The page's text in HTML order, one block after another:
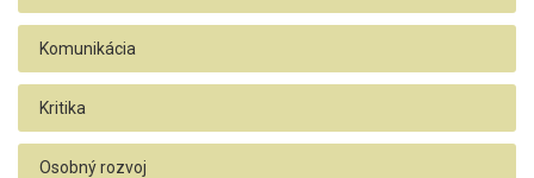
Komunikácia
Kritika
Osobný rozvoj